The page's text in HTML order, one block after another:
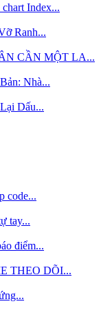
Index...
Ranh...
CẦN MỘT LA...
Nhà...
Dấu...
code...
tay...
điểm...
THEO DÕI...